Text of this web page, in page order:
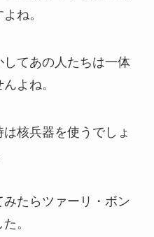
ね。
してあの人たちは一体
よね。
核兵器を使うでしょ
たらツァーリ・ボン
。